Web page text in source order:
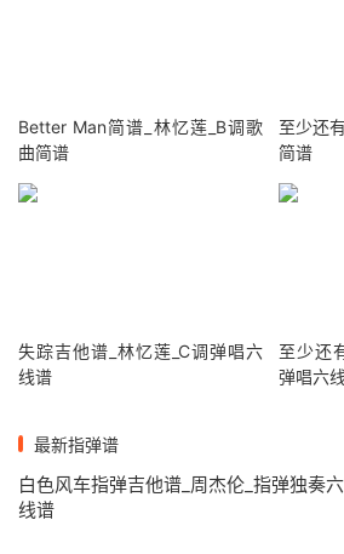
Better Man简谱_林忆莲_B调歌
曲简谱
至少还
简谱
失踪吉他谱_林忆莲_C调弹唱六
线谱
至少还
弹唱六
最新指弹谱
白色风车指弹吉他谱_周杰伦_指弹独奏六
线谱